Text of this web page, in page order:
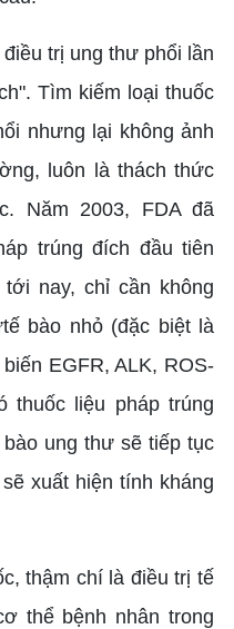
trị ung thư phổi lần
Tìm kiếm loại thuốc
nhưng lại không ảnh
luôn là thách thức
Năm 2003, FDA đã
trúng đích đầu tiên
nay, chỉ cần không
bào nhỏ (đặc biệt là
EGFR, ALK, ROS-
thuốc liệu pháp trúng
ung thư sẽ tiếp tục
xuất hiện tính kháng
thậm chí là điều trị tế
thể bệnh nhân trong